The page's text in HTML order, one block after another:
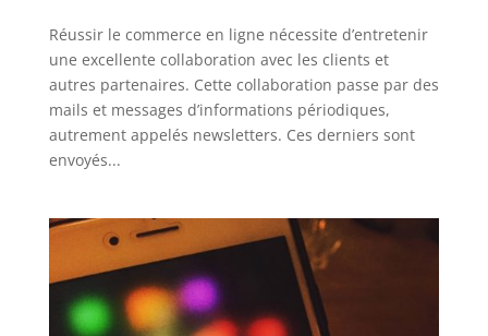
Réussir le commerce en ligne nécessite d’entretenir
une excellente collaboration avec les clients et
autres partenaires. Cette collaboration passe par des
mails et messages d’informations périodiques,
autrement appelés newsletters. Ces derniers sont
envoyés...